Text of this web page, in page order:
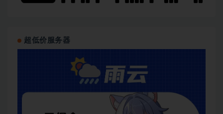
超低价服务器